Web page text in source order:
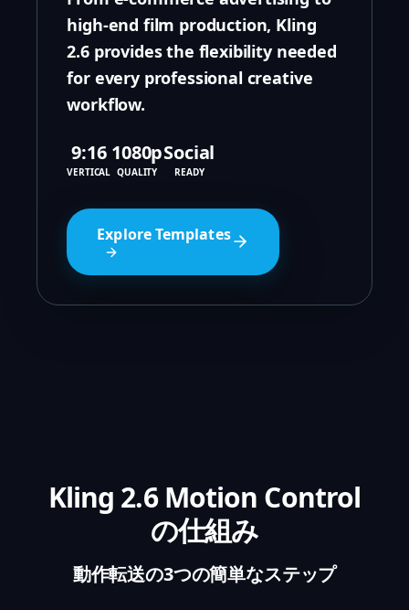
high-end film production, Kling
2.6 provides the flexibility needed
for every professional creative
workflow.
9:16
VERTICAL
1080p
QUALITY
Social
READY
Explore Templates
Kling 2.6 Motion Control
の仕組み
動作転送の3つの簡単なステップ